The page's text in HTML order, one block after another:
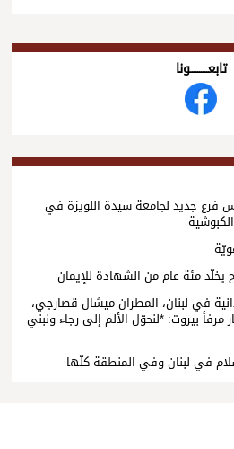
تابعــــــــــونا
فرع جديد لجامعة سيدة اللويزة في
مئة عام من الشهادة للإيمان
في لبنان، المطران ميشال قصارجي،
بيروت: *لنحوّل الألم إلى رجاء ونبني
في لبنان وفي المنطقة كلّها